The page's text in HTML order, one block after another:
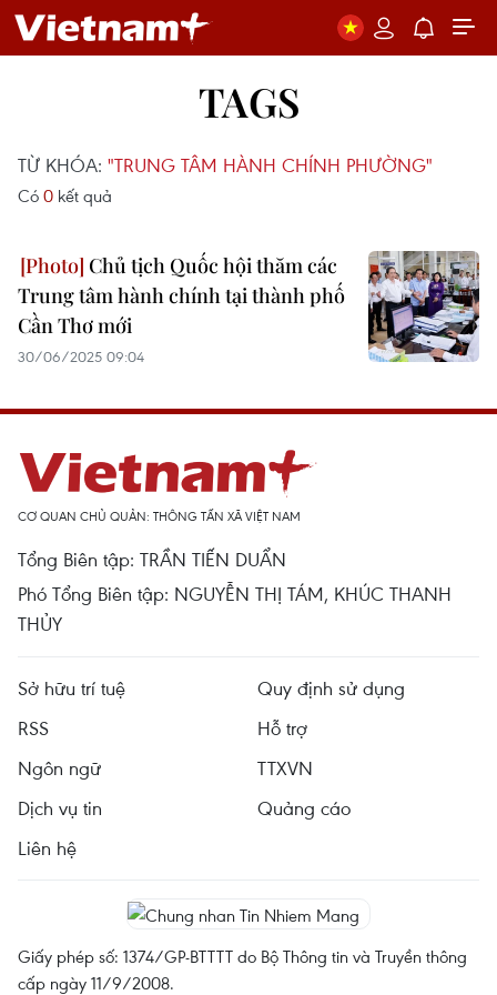
TAGS
TỪ KHÓA: "TRUNG TÂM HÀNH CHÍNH PHƯỜNG"
Có 0 kết quả
Chủ tịch Quốc hội thăm các
Trung tâm hành chính tại thành phố
Cần Thơ mới
30/06/2025 09:04
CƠ QUAN CHỦ QUẢN: THÔNG TẤN XÃ VIỆT NAM
Tổng Biên tập: TRẦN TIẾN DUẨN
Phó Tổng Biên tập: NGUYỄN THỊ TÁM, KHÚC THANH
THỦY
Sở hữu trí tuệ
Quy định sử dụng
RSS
Hỗ trợ
Ngôn ngữ
TTXVN
Dịch vụ tin
Quảng cáo
Liên hệ
Giấy phép số: 1374/GP-BTTTT do Bộ Thông tin và Truyền thông
cấp ngày 11/9/2008.